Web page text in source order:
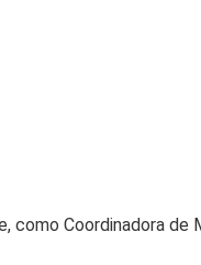
como Coordinadora de